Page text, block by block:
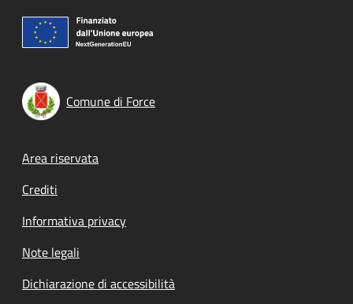
Comune di Force
Footer menu
Area riservata
Crediti
Informativa privacy
Note legali
Dichiarazione di accessibilità